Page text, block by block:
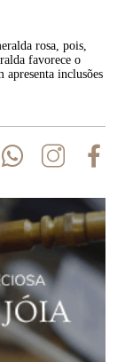
rosa, pois,
favorece o
apresenta inclusões